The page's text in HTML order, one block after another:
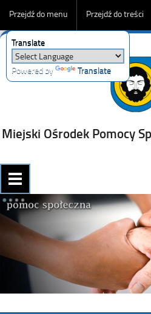
Translate
Powered by Translate
Przejdź do menu Przejdź do treści
Przejdź do wyszukiwarki
Miejski Ośrodek Pomocy